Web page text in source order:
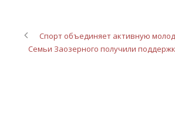
Спорт объединяет активную
Семьи Заозерного получили